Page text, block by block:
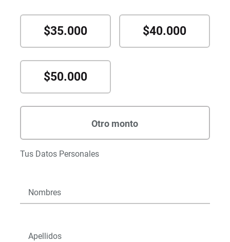
$35.000 $40.000
$50.000
Tus Datos Personales
Nombres
Apellidos